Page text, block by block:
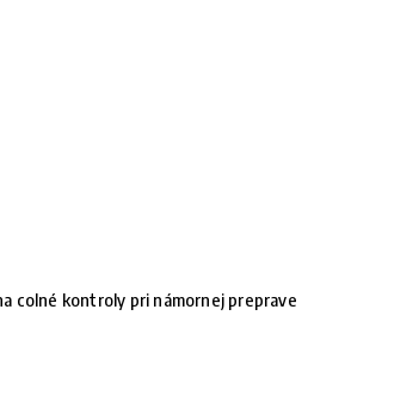
colné kontroly pri námornej preprave